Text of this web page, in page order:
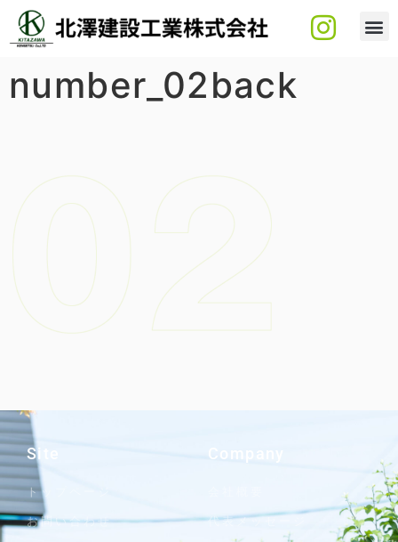
number_02back
Site
トップページ
お問い合わせ
Company
代表メッセージ